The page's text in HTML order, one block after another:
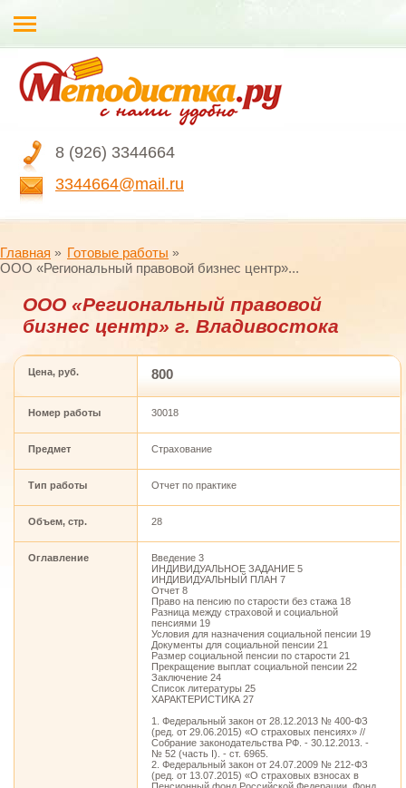
8 (926) 3344664
3344664@mail.ru
Главная
Готовые работы
ООО «Региональный правовой бизнес центр»...
ООО «Региональный правовой
бизнес центр» г. Владивостока
Цена, руб. 800
Номер работы 30018
Предмет Страхование
Тип работы Отчет по практике
Объем, стр. 28
Оглавление
Введение 3
ИНДИВИДУАЛЬНОЕ ЗАДАНИЕ 5
ИНДИВИДУАЛЬНЫЙ ПЛАН 7
Отчет 8
Право на пенсию по старости без стажа 18
Разница между страховой и социальной
пенсиями 19
Условия для назначения социальной пенсии 19
Документы для социальной пенсии 21
Размер социальной пенсии по старости 21
Прекращение выплат социальной пенсии 22
Заключение 24
Список литературы 25
ХАРАКТЕРИСТИКА 27
1. Федеральный закон от 28.12.2013 № 400-ФЗ
(ред. от 29.06.2015) «О страховых пенсиях» //
Собрание законодательства РФ. - 30.12.2013. -
№ 52 (часть I). - ст. 6965.
2. Федеральный закон от 24.07.2009 № 212-ФЗ
(ред. от 13.07.2015) «О страховых взносах в